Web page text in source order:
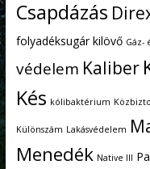
Csapdázás
folyadéksugár kilövő Gáz-
védelem Kaliber
Kés kólibaktérium
Különszám Lakásvédelem
Menedék Native III